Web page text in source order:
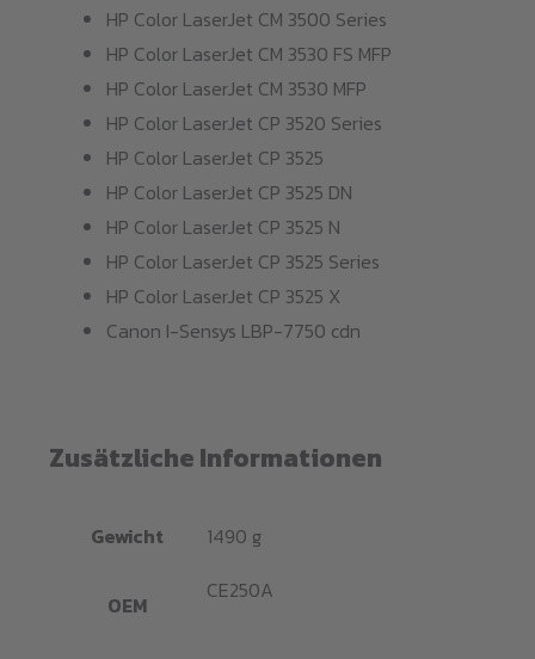
HP Color LaserJet CM 3500 Series
HP Color LaserJet CM 3530 FS MFP
HP Color LaserJet CM 3530 MFP
HP Color LaserJet CP 3520 Series
HP Color LaserJet CP 3525
HP Color LaserJet CP 3525 DN
HP Color LaserJet CP 3525 N
HP Color LaserJet CP 3525 Series
HP Color LaserJet CP 3525 X
Canon I-Sensys LBP-7750 cdn
Zusätzliche Informationen
Gewicht 1490 g
OEM
CE250A